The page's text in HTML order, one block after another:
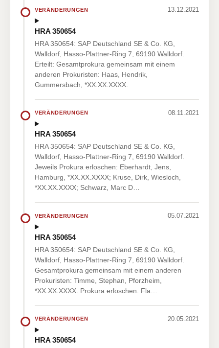
VERÄNDERUNGEN 13.12.2021
HRA 350654
HRA 350654: SAP Deutschland SE & Co. KG,
Walldorf, Hasso-Plattner-Ring 7, 69190 Walldorf.
Erteilt: Gesamtprokura gemeinsam mit einem
anderen Prokuristen: Haas, Hendrik,
Gummersbach, *XX.XX.XXXX.
VERÄNDERUNGEN 08.11.2021
HRA 350654
HRA 350654: SAP Deutschland SE & Co. KG,
Walldorf, Hasso-Plattner-Ring 7, 69190 Walldorf.
Jeweils Prokura erloschen: Eberhardt, Jens,
Hamburg, *XX.XX.XXXX; Kruse, Dirk, Wiesloch,
*XX.XX.XXXX; Schwarz, Marc D…
VERÄNDERUNGEN 05.07.2021
HRA 350654
HRA 350654: SAP Deutschland SE & Co. KG,
Walldorf, Hasso-Plattner-Ring 7, 69190 Walldorf.
Gesamtprokura gemeinsam mit einem anderen
Prokuristen: Timme, Stephan, Pforzheim,
*XX.XX.XXXX. Prokura erloschen: Fla…
VERÄNDERUNGEN 20.05.2021
HRA 350654